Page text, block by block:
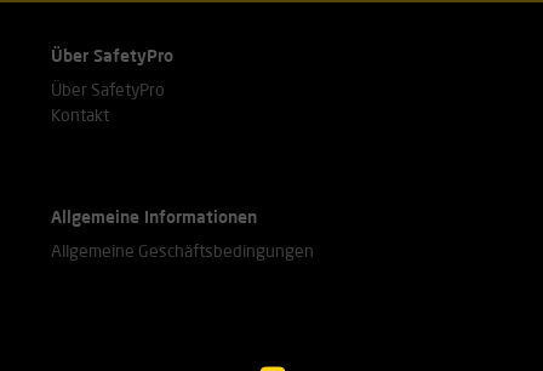
Über SafetyPro
Über SafetyPro
Kontakt
Allgemeine Informationen
Allgemeine Geschäftsbedingungen